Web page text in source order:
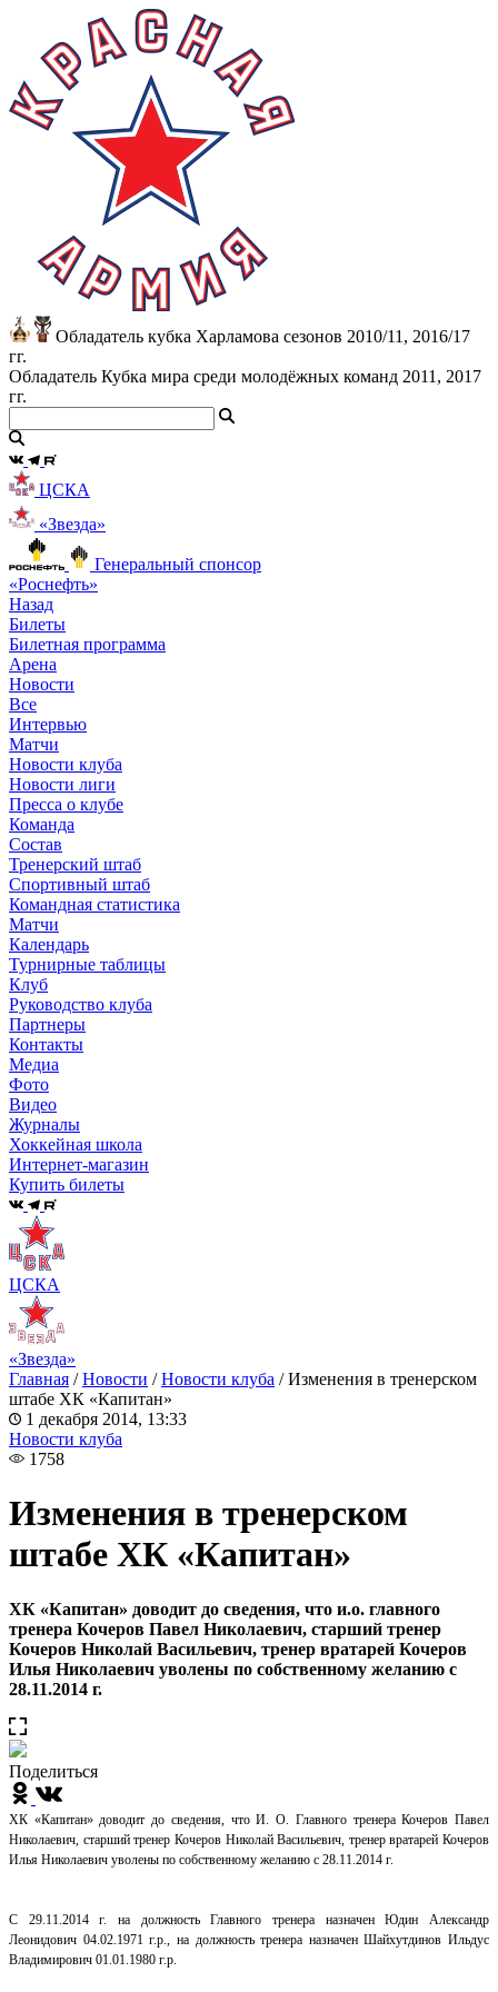
Обладатель кубка Харламова сезонов 2010/11, 2016/17
гг.
Обладатель Кубка мира среди молодёжных команд 2011, 2017
гг.
ЦСКА
«Звезда»
Генеральный спонсор
«Роснефть»
Назад
Билеты
Билетная программа
Арена
Новости
Все
Интервью
Матчи
Новости клуба
Новости лиги
Пресса о клубе
Команда
Состав
Тренерский штаб
Спортивный штаб
Командная статистика
Матчи
Календарь
Турнирные таблицы
Клуб
Руководство клуба
Партнеры
Контакты
Медиа
Фото
Видео
Журналы
Хоккейная школа
Интернет-магазин
Купить билеты
ЦСКА
«Звезда»
Главная /Новости /Новости клуба /Изменения в тренерском
штабе ХК «Капитан»
1 декабря 2014, 13:33
Новости клуба
1758
Изменения в тренерском
штабе ХК «Капитан»
ХК «Капитан» доводит до сведения, что и.о. главного
тренера Кочеров Павел Николаевич, старший тренер
Кочеров Николай Васильевич, тренер вратарей Кочеров
Илья Николаевич уволены по собственному желанию с
28.11.2014 г.
Поделиться
ХК «Капитан» доводит до сведения, что И. О. Главного тренера Кочеров Павел
Николаевич, старший тренер Кочеров Николай Васильевич, тренер вратарей Кочеров
Илья Николаевич уволены по собственному желанию с 28.11.2014 г.
С 29.11.2014 г. на должность Главного тренера назначен Юдин Александр
Леонидович 04.02.1971 г.р., на должность тренера назначен Шайхутдинов Ильдус
Владимирович 01.01.1980 г.р.